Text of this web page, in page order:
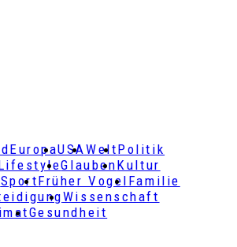
EuropaUSAWeltPolitik
GlaubenKultur
SportFrüher Vogel Familie
Wissenschaft
Gesundheit